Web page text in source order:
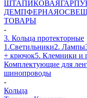
ШТАПИКОВАЯ
ДЕМПФЕРНАЯ
ТОВАРЫ
-
3. Кольца протекторные
1.Светильники2. Лампы
+ крючок5. Клемники и
Комплектующие для
шинопроводы
-
Кольца